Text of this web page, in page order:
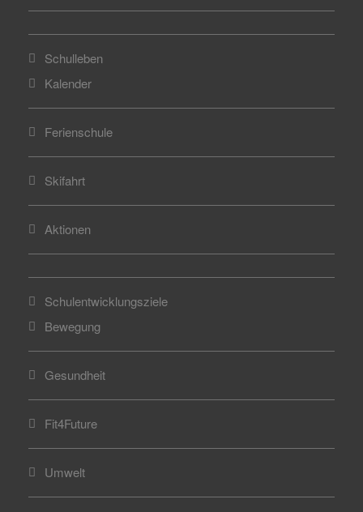
Schulleben
Kalender
Ferienschule
Skifahrt
Aktionen
Schulentwicklungsziele
Bewegung
Gesundheit
Fit4Future
Umwelt